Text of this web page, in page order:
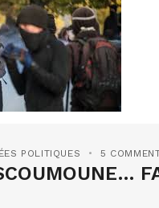
POLITIQUES 5